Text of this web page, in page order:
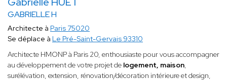
GABRIELLE H
Architecte à Paris 75020
Se déplace à Le Pré-Saint-Gervais 93310
Architecte HMONP à Paris 20, enthousiaste pour vous accompagner
au développement de votre projet de logement, maison,
surélévation, extension, rénovation/décoration intérieure et design,